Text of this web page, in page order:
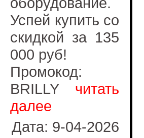
Успей купить со
скидкой за 135
000 руб!
Промокод:
BRILLY читать
далее
Дата: 9-04-2026